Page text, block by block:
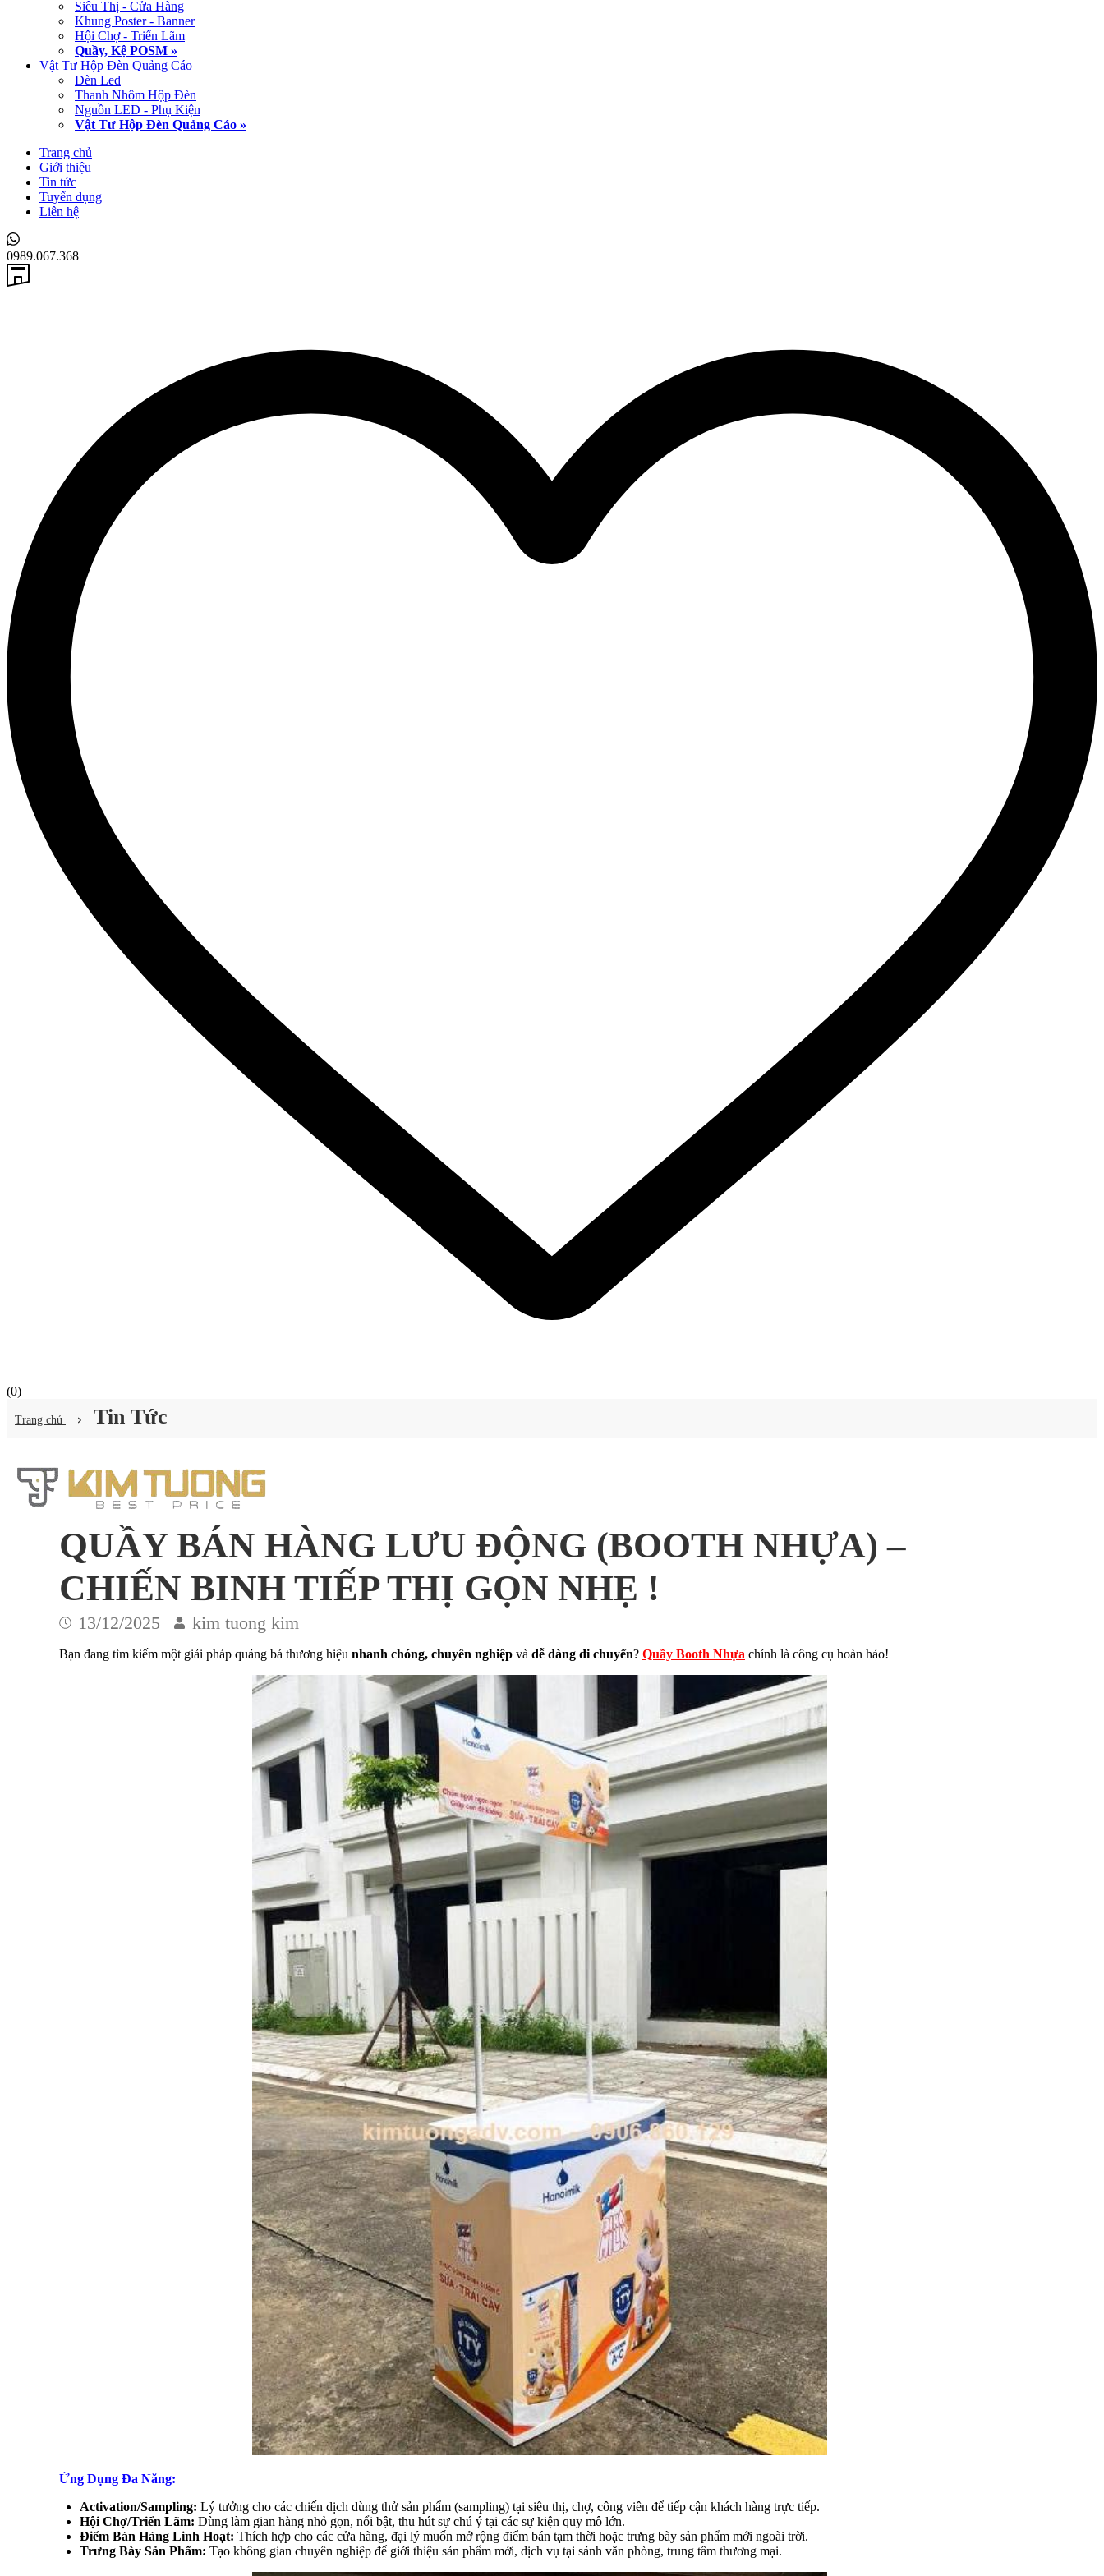
Siêu Thị - Cửa Hàng
Khung Poster - Banner
Hội Chợ - Triển Lãm
Quầy, Kệ POSM »
Vật Tư Hộp Đèn Quảng Cáo
Đèn Led
Thanh Nhôm Hộp Đèn
Nguồn LED - Phụ Kiện
Vật Tư Hộp Đèn Quảng Cáo »
Trang chủ
Giới thiệu
Tin tức
Tuyển dụng
Liên hệ
0989.067.368
(0)
Trang chủ Tin Tức
QUẦY BÁN HÀNG LƯU ĐỘNG (BOOTH NHỰA) –
CHIẾN BINH TIẾP THỊ GỌN NHẸ !
13/12/2025 kim tuong kim
Bạn đang tìm kiếm một giải pháp quảng bá thương hiệu nhanh chóng, chuyên nghiệp và dễ dàng di chuyển? Quầy Booth Nhựa chính là công cụ hoàn hảo!
Ứng Dụng Đa Năng:
Activation/Sampling: Lý tưởng cho các chiến dịch dùng thử sản phẩm (sampling) tại siêu thị, chợ, công viên để tiếp cận khách hàng trực tiếp.
Hội Chợ/Triển Lãm: Dùng làm gian hàng nhỏ gọn, nổi bật, thu hút sự chú ý tại các sự kiện quy mô lớn.
Điểm Bán Hàng Linh Hoạt: Thích hợp cho các cửa hàng, đại lý muốn mở rộng điểm bán tạm thời hoặc trưng bày sản phẩm mới ngoài trời.
Trưng Bày Sản Phẩm: Tạo không gian chuyên nghiệp để giới thiệu sản phẩm mới, dịch vụ tại sảnh văn phòng, trung tâm thương mại.